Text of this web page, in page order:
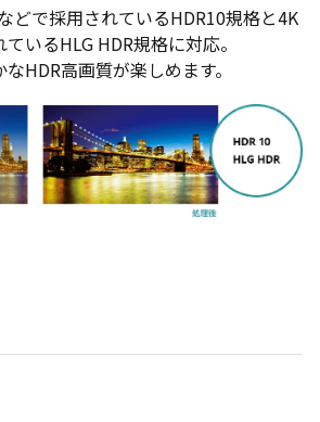
で採用されているHDR10規格と4K
いるHLG HDR規格に対応。
HDR高画質が楽しめます。